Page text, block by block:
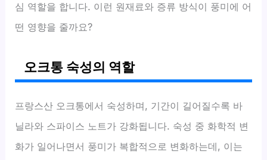
심 역할을 합니다. 이런 원재료와 증류 방식이 풍미에 어
떤 영향을 줄까요?
오크통 숙성의 역할
프랑스산 오크통에서 숙성하며, 기간이 길어질수록 바
닐라와 스파이스 노트가 강화됩니다. 숙성 중 화학적 변
화가 일어나면서 풍미가 복합적으로 변화하는데, 이는